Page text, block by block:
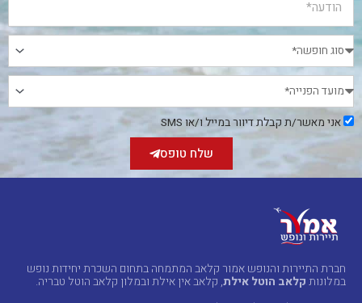
אני
מאשר/ת
דיוור
אני מאשר/ת קבלת דיוור במייל ו/או SMS
שלח טופס
חברת התיירות והנופש אמור קלאב המתמחה בתחום השכרת יחידות נופש
במלונותקלאב הוטל אילת, קלאב אין אילת ובמלון קלאב הוטל טבריה.